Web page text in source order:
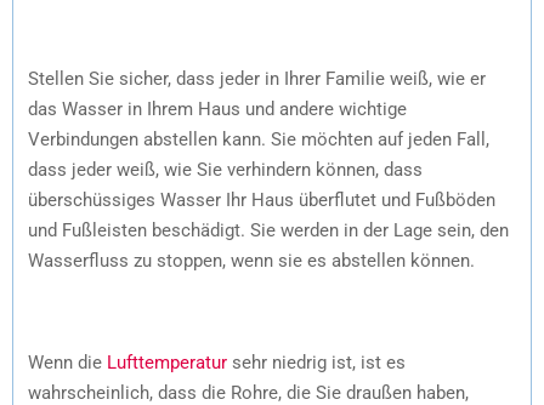
Stellen Sie sicher, dass jeder in Ihrer Familie weiß, wie er
das Wasser in Ihrem Haus und andere wichtige
Verbindungen abstellen kann. Sie möchten auf jeden Fall,
dass jeder weiß, wie Sie verhindern können, dass
überschüssiges Wasser Ihr Haus überflutet und Fußböden
und Fußleisten beschädigt. Sie werden in der Lage sein, den
Wasserfluss zu stoppen, wenn sie es abstellen können.
Wenn die Lufttemperatur sehr niedrig ist, ist es
wahrscheinlich, dass die Rohre, die Sie draußen haben,